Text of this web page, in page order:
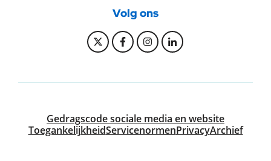
Volg ons
Bekijk onze Twitter pagina
Bekijk onze Facebook
Bekijk onze Instagram
Bekijk onze
Gedragscode sociale media en website
ToegankelijkheidServicenormenPrivacyArchief